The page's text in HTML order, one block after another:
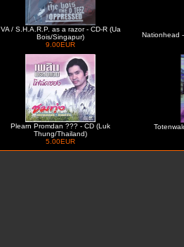
VA / S.H.A.R.P. as a razor - CD-R (Ua
Bois/Singapur)
9.00EUR
Nationhead
Plearn Promdan ??? - CD (Luk
Thung/Thailand)
5.00EUR